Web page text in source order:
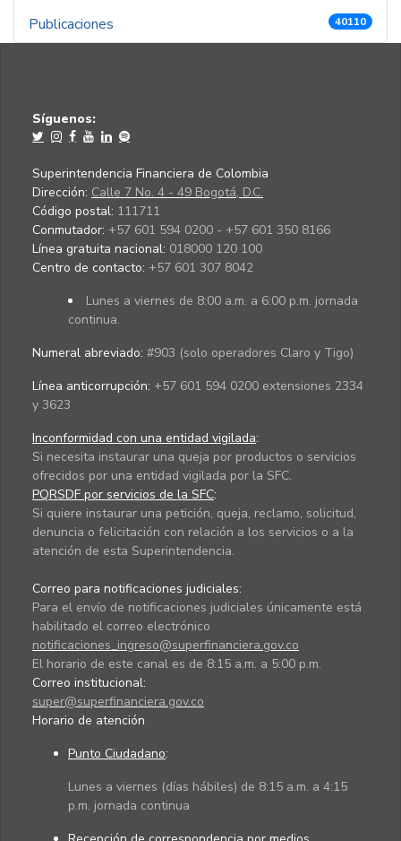
Publicaciones 40110
Síguenos:
Superintendencia Financiera de Colombia
Dirección: Calle 7 No. 4 - 49 Bogotá, D.C.
Código postal: 111711
Conmutador: +57 601 594 0200 - +57 601 350 8166
Línea gratuita nacional: 018000 120 100
Centro de contacto: +57 601 307 8042
Lunes a viernes de 8:00 a.m. a 6:00 p.m. jornada
continua.
Numeral abreviado: #903 (solo operadores Claro y Tigo)
Línea anticorrupción: +57 601 594 0200 extensiones 2334
y 3623
Inconformidad con una entidad vigilada:
Si necesita instaurar una queja por productos o servicios
ofrecidos por una entidad vigilada por la SFC.
PQRSDF por servicios de la SFC:
Si quiere instaurar una petición, queja, reclamo, solicitud,
denuncia o felicitación con relación a los servicios o a la
atención de esta Superintendencia.
Correo para notificaciones judiciales:
Para el envío de notificaciones judiciales únicamente está
habilitado el correo electrónico
notificaciones_ingreso@superfinanciera.gov.co
El horario de este canal es de 8:15 a.m. a 5:00 p.m.
Correo institucional:
super@superfinanciera.gov.co
Horario de atención
Punto Ciudadano:
Lunes a viernes (días hábiles) de 8:15 a.m. a 4:15
p.m. jornada continua